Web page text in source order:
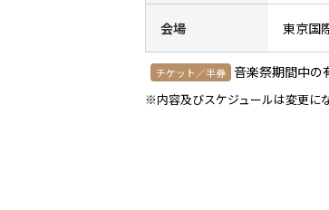
会場 東京国
チケット／半券 音楽祭期間中の
※内容及びスケジュールは変更に